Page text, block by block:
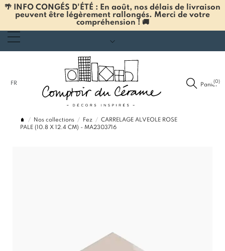
🌴 INFO CONGÉS D'ÉTÉ : En août, nos délais de livraison
peuvent être légèrement rallongés. Merci de votre
compréhension ! 🚚
FR Panier
(0)
Nos collections Fez
CARRELAGE ALVEOLE ROSE
PALE (10.8 X 12.4 CM) - MA2303716